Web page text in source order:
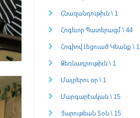
Հնազանդութիւն \ 1
Հոգեւոր Պատերազմ \ 44
Հոգիով Լեցուած Կեանք \ 1
Ձեռնադրութիւն \ 1
Մայրերու օր \ 1
Մարգարէական \ 15
Յարութեան Տօն \ 15